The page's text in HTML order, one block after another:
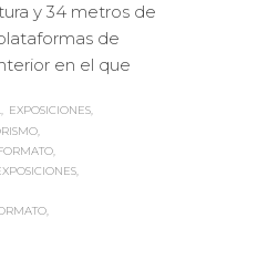
y 34 metros de
de
en el que
EXPOSICIONES